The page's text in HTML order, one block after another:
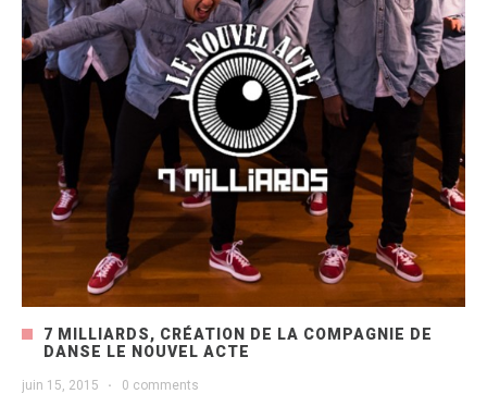
7 MILLIARDS, CRÉATION DE LA COMPAGNIE DE
DANSE LE NOUVEL ACTE
juin 15, 2015 · 0 comments